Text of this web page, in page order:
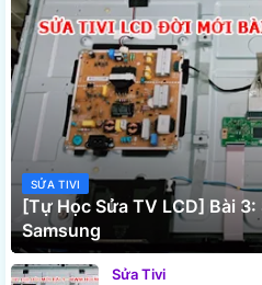
SỬA TIVI
[Tự Học Sửa TV LCD] Bài
Samsung
Sửa Tivi